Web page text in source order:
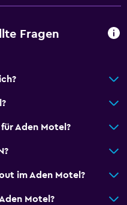
Fragen
Aden Motel?
im Aden Motel?
Motel?